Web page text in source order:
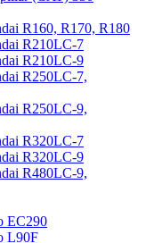
R160, R170, R180
R210LC-7
R210LC-9
R250LC-7,
R250LC-9,
R320LC-7
R320LC-9
R480LC-9,
EC290
L90F